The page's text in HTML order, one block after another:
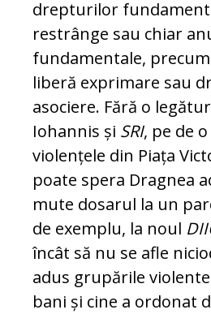
drepturilor
restrânge sau chiar
fundamentale,
liberă exprimare sau
asociere. Fără o
Iohannis și SRI, pe de
violențele din Piața
poate spera Dragnea
mute dosarul la un
de exemplu, la noul
încât să nu se afle
adus grupările
bani și cine a ordonat